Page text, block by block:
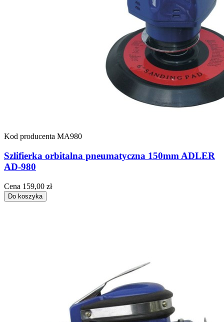
Kod producenta MA980
Szlifierka orbitalna pneumatyczna 150mm ADLER
AD-980
Cena 159,00 zł
Do koszyka